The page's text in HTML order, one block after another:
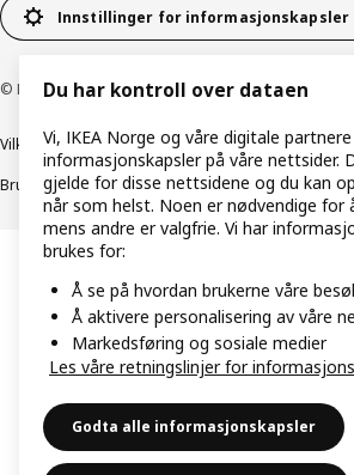
Innstillinger for informasjonskapsler
© Inter IKEA Systems B.V. 1999–2026
Vilkår og betingelserRetningslinjer for personvern
Bruk av informasjonskapsler (Cookies)
Du har kontroll over dataen
Vi, IKEA Norge og våre digitale
informasjonskapsler på våre nettsider.
gjelde for disse nettsidene og du kan
når som helst. Noen er nødvendige for
mens andre er valgfrie. Vi har
brukes for:
Å se på hvordan brukerne våre
Å aktivere personalisering av våre
Markedsføring og sosiale medier
Les våre retningslinjer for
Godta alle informasjonskapsler